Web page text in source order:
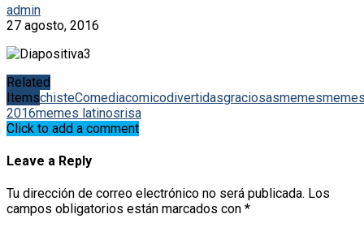
admin
27 agosto, 2016
Related
ItemschisteComediacomicodivertidasgraciosasmemes
2016memes latinosrisa
Click to add a comment
Leave a Reply
Tu dirección de correo electrónico no será publicada. Los
campos obligatorios están marcados con *